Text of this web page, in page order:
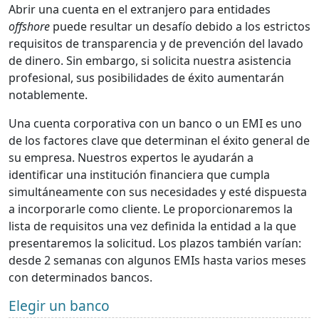
Abrir una cuenta en el extranjero para entidades
offshore puede resultar un desafío debido a los estrictos
requisitos de transparencia y de prevención del lavado
de dinero. Sin embargo, si solicita nuestra asistencia
profesional, sus posibilidades de éxito aumentarán
notablemente.
Una cuenta corporativa con un banco o un EMI es uno
de los factores clave que determinan el éxito general de
su empresa. Nuestros expertos le ayudarán a
identificar una institución financiera que cumpla
simultáneamente con sus necesidades y esté dispuesta
a incorporarle como cliente. Le proporcionaremos la
lista de requisitos una vez definida la entidad a la que
presentaremos la solicitud. Los plazos también varían:
desde 2 semanas con algunos EMIs hasta varios meses
con determinados bancos.
Elegir un banco